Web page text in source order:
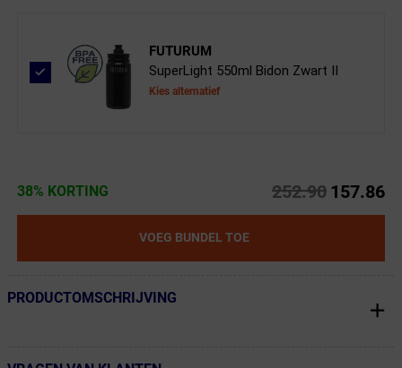
FUTURUM
SuperLight 550ml Bidon Zwart II
Kies alternatief
38% KORTING 252.90 157.86
VOEG BUNDEL TOE
← Terug naar productnavigatie
PRODUCTOMSCHRIJVING